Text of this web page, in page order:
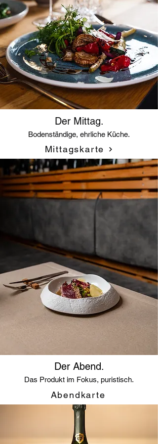
Der Mittag.
Bodenständige, ehrliche Küche.
Der Abend.
Das Produkt im Fokus, puristisch.
Mittagskarte
Abendkarte